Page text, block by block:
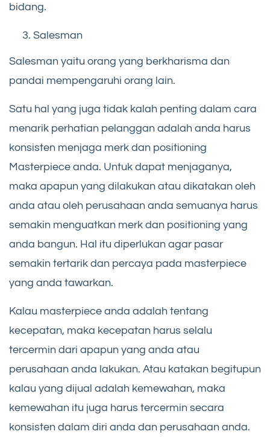
bidang.
Salesman
Salesman yaitu orang yang berkharisma dan
pandai mempengaruhi orang lain.
Satu hal yang juga tidak kalah penting dalam cara
menarik perhatian pelanggan adalah anda harus
konsisten menjaga merk dan positioning
Masterpiece anda. Untuk dapat menjaganya,
maka apapun yang dilakukan atau dikatakan oleh
anda atau oleh perusahaan anda semuanya harus
semakin menguatkan merk dan positioning yang
anda bangun. Hal itu diperlukan agar pasar
semakin tertarik dan percaya pada masterpiece
yang anda tawarkan.
Kalau masterpiece anda adalah tentang
kecepatan, maka kecepatan harus selalu
tercermin dari apapun yang anda atau
perusahaan anda lakukan. Atau katakan begitupun
kalau yang dijual adalah kemewahan, maka
kemewahan itu juga harus tercermin secara
konsisten dalam diri anda dan perusahaan anda.